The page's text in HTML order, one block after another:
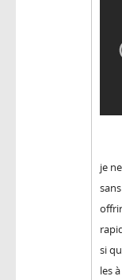
je
si
les